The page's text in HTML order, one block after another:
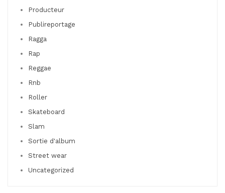
Producteur
Publireportage
Ragga
Rap
Reggae
Rnb
Roller
Skateboard
Slam
Sortie d'album
Street wear
Uncategorized